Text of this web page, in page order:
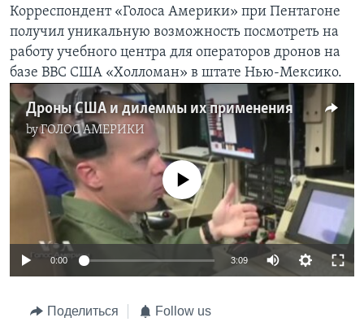
СОЦИАЛЬНЫЕ СЕТИ
Языки
Корреспондент «Голоса Америки» при Пентагоне
получил уникальную возможность посмотреть на
работу учебного центра для операторов дронов на
базе ВВС США «Холломан» в штате Нью-Мексико.
Дроны США и дилеммы их применения
byГОЛОС АМЕРИКИ
No media source currently available
0:00 3:09
Поделиться Follow us